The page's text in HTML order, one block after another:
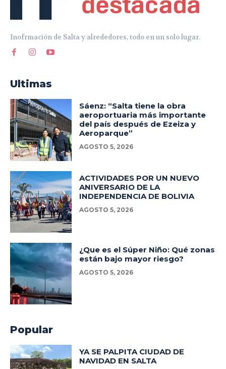
Inofrmación de Salta y alrededores, todo en un solo lugar.
Ultimas
Sáenz: “Salta tiene la obra
aeroportuaria más importante
del país después de Ezeiza y
Aeroparque”
AGOSTO 5, 2026
ACTIVIDADES POR UN NUEVO
ANIVERSARIO DE LA
INDEPENDENCIA DE BOLIVIA
AGOSTO 5, 2026
¿Que es el Súper Niño: Qué zonas
están bajo mayor riesgo?
AGOSTO 5, 2026
Popular
YA SE PALPITA CIUDAD DE
NAVIDAD EN SALTA